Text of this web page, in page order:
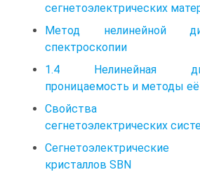
сегнетоэлектрических
Метод нелинейной
спектроскопии
1.4 Нелинейная
проницаемость и методы
Свойства
сегнетоэлектрических
кристаллов SBN